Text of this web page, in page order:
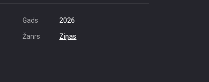
Gads 2026
Žanrs Ziņas